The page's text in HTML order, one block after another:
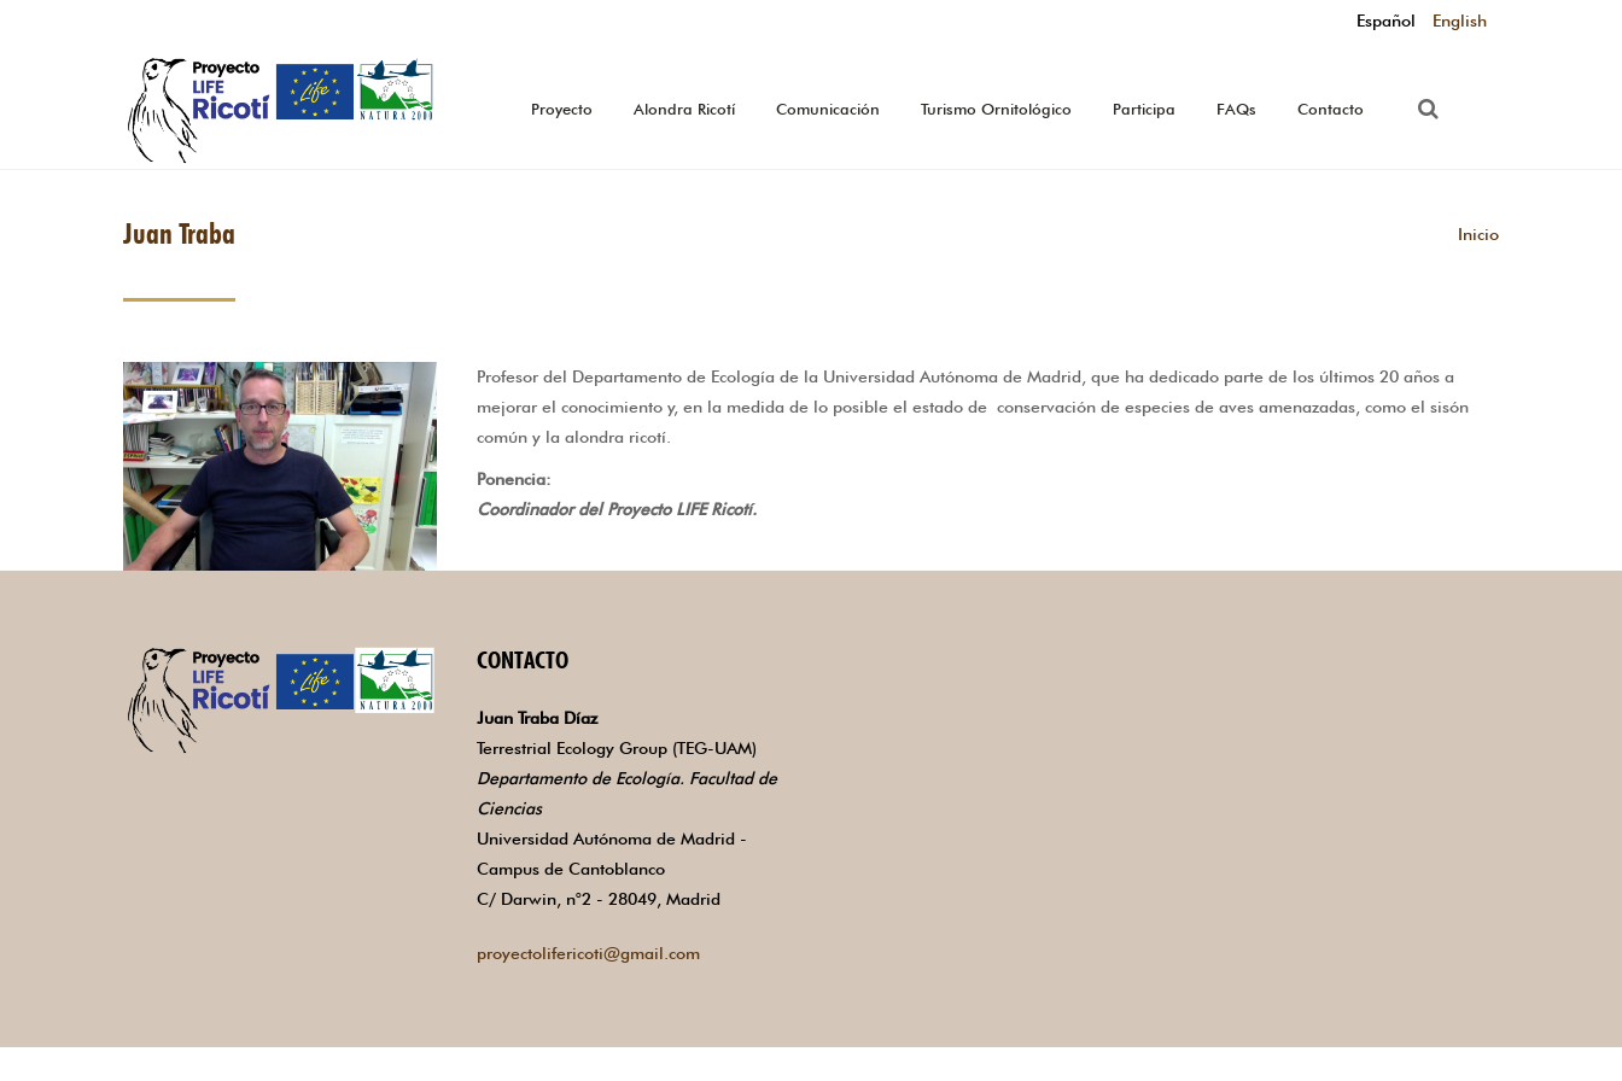
Español English
Proyecto Alondra Ricotí Comunicación Turismo Ornitológico Participa FAQs Contacto
Juan Traba Inicio
Profesor del Departamento de Ecología de la Universidad Autónoma de Madrid, que ha dedicado parte de los últimos 20 años a
mejorar el conocimiento y, en la medida de lo posible el estado de conservación de especies de aves amenazadas, como el sisón
común y la alondra ricotí.
Ponencia:
Coordinador del Proyecto LIFE Ricotí.
CONTACTO
Juan Traba Díaz
Terrestrial Ecology Group (TEG-UAM)
Departamento de Ecología. Facultad de
Ciencias
Universidad Autónoma de Madrid -
Campus de Cantoblanco
C/ Darwin, n°2 - 28049, Madrid
proyectolifericoti@gmail.com